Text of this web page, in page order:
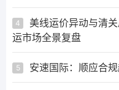
4
美线运价异动与清
运市场全景复盘
5 安速国际：顺应合